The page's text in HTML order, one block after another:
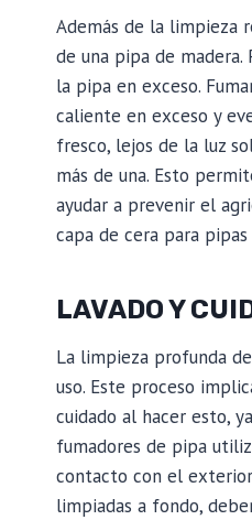
Además de la limpieza
de una pipa de
la pipa en exceso.
caliente en exceso y
fresco, lejos de la luz
más de una. Esto
ayudar a prevenir el
capa de cera para
LAVADO Y
La limpieza profunda
uso. Este proceso
cuidado al hacer esto,
fumadores de pipa
contacto con el exterior
limpiadas a fondo,